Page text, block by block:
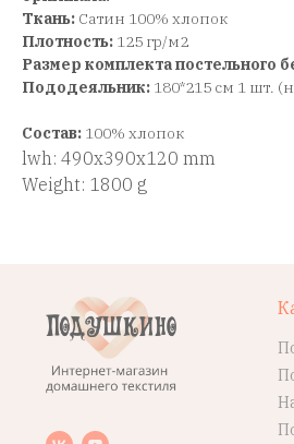
Ткань: Сатин 100% хлопок
Плотность: 125 гр/м2
Размер комплекта постельного
Пододеяльник: 180*215 см 1 шт.
Состав: 100% хлопок
lwh: 490x390x120 mm
Weight: 1800 g